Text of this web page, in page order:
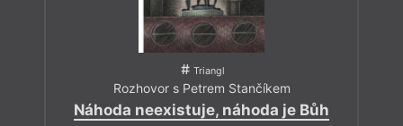
Triangl
Rozhovor s Petrem Stančíkem
Náhoda neexistuje, náhoda je Bůh